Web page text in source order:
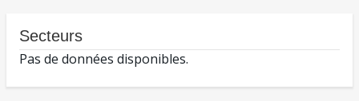
Secteurs
Pas de données disponibles.